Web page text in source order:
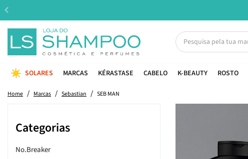
SOLARES MARCAS KÉRASTASE CABELO K-BEAUTY ROSTO
Home Marcas Sebastian SEB MAN
Categorias
No.Breaker